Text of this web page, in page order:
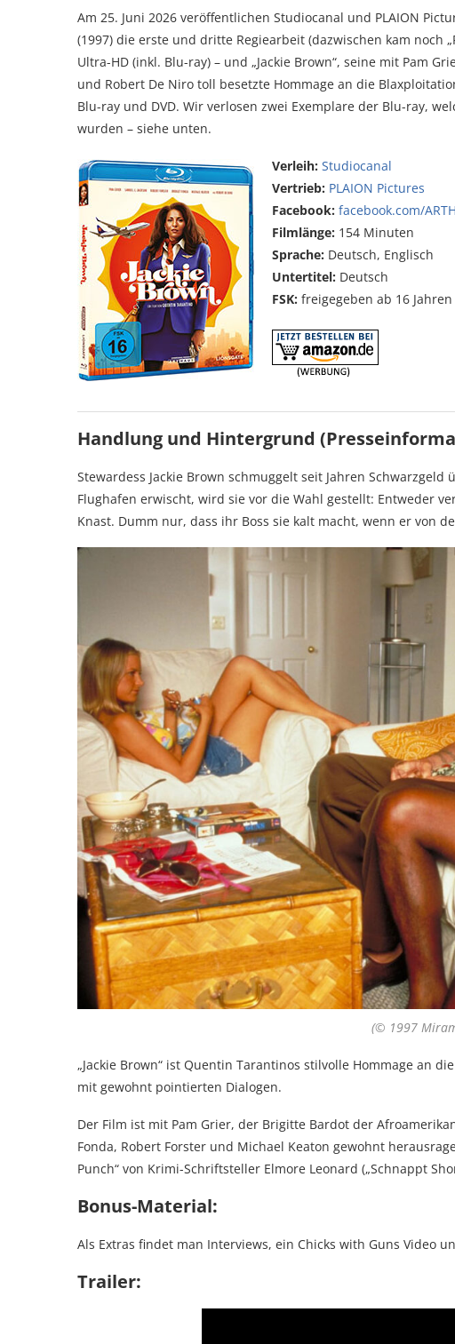
Am 25. Juni 2026 veröffentlichen Studiocanal und PLAION
(1997) die erste und dritte Regiearbeit (dazwischen kam noch
Ultra-HD (inkl. Blu-ray) – und „Jackie Brown“, seine mit Pam
und Robert De Niro toll besetzte Hommage an die
Blu-ray und DVD. Wir verlosen zwei Exemplare der Blu-ray,
wurden – siehe unten.
Verleih: Studiocanal
Vertrieb: PLAION Pictures
Facebook: facebook.com/
Filmlänge: 154 Minuten
Sprache: Deutsch, Englisch
Untertitel: Deutsch
FSK: freigegeben ab 16 Jahren
Handlung und Hintergrund
Stewardess Jackie Brown schmuggelt seit Jahren
Flughafen erwischt, wird sie vor die Wahl gestellt: Entweder
Knast. Dumm nur, dass ihr Boss sie kalt macht, wenn er von
(© 1997
„Jackie Brown“ ist Quentin Tarantinos stilvolle Hommage an
mit gewohnt pointierten Dialogen.
Der Film ist mit Pam Grier, der Brigitte Bardot der
Fonda, Robert Forster und Michael Keaton gewohnt
Punch“ von Krimi-Schriftsteller Elmore Leonard („Schnappt
Bonus-Material:
Als Extras findet man Interviews, ein Chicks with Guns Video
Trailer: